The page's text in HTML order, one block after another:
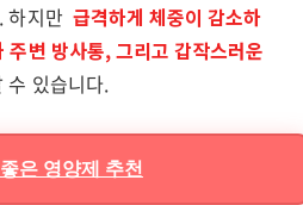
하지만 급격하게 체중이 감소하
변 방사통, 그리고 갑작스러운
수 있습니다.
은 영양제 추천